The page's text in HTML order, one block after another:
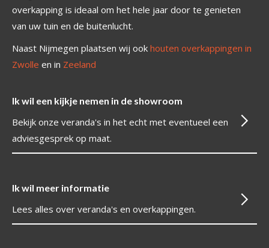
overkapping is ideaal om het hele jaar door te genieten
van uw tuin en de buitenlucht.
Naast Nijmegen plaatsen wij ook houten overkappingen in
Zwolle en in Zeeland
Ik wil een kijkje nemen in de showroom
Bekijk onze veranda's in het echt met eventueel een
adviesgesprek op maat.
Ik wil meer informatie
Lees alles over veranda's en overkappingen.